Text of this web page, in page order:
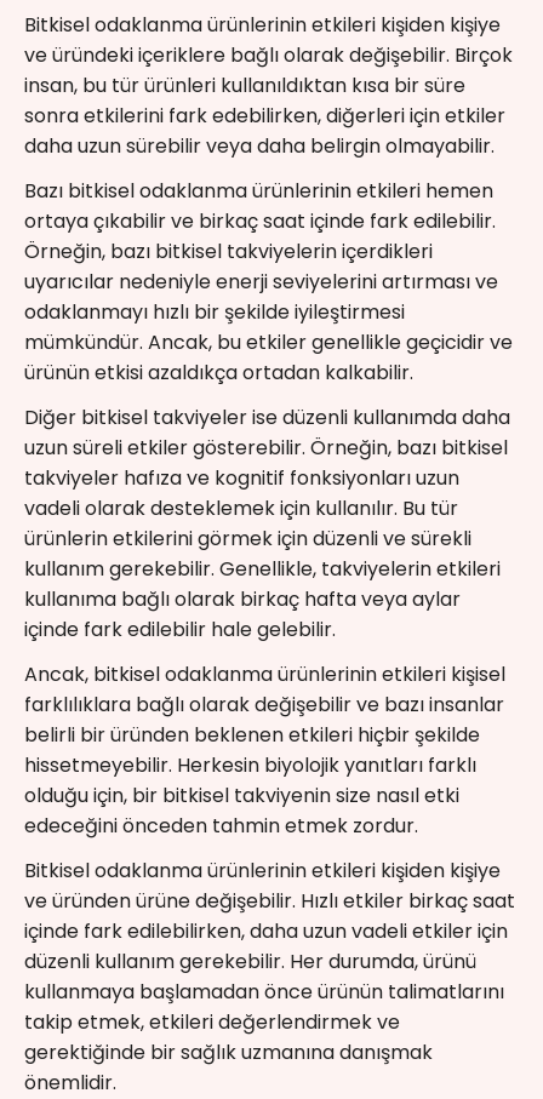
Bitkisel odaklanma ürünlerinin etkileri kişiden kişiye
ve üründeki içeriklere bağlı olarak değişebilir. Birçok
insan, bu tür ürünleri kullanıldıktan kısa bir süre
sonra etkilerini fark edebilirken, diğerleri için etkiler
daha uzun sürebilir veya daha belirgin olmayabilir.
Bazı bitkisel odaklanma ürünlerinin etkileri hemen
ortaya çıkabilir ve birkaç saat içinde fark edilebilir.
Örneğin, bazı bitkisel takviyelerin içerdikleri
uyarıcılar nedeniyle enerji seviyelerini artırması ve
odaklanmayı hızlı bir şekilde iyileştirmesi
mümkündür. Ancak, bu etkiler genellikle geçicidir ve
ürünün etkisi azaldıkça ortadan kalkabilir.
Diğer bitkisel takviyeler ise düzenli kullanımda daha
uzun süreli etkiler gösterebilir. Örneğin, bazı bitkisel
takviyeler hafıza ve kognitif fonksiyonları uzun
vadeli olarak desteklemek için kullanılır. Bu tür
ürünlerin etkilerini görmek için düzenli ve sürekli
kullanım gerekebilir. Genellikle, takviyelerin etkileri
kullanıma bağlı olarak birkaç hafta veya aylar
içinde fark edilebilir hale gelebilir.
Ancak, bitkisel odaklanma ürünlerinin etkileri kişisel
farklılıklara bağlı olarak değişebilir ve bazı insanlar
belirli bir üründen beklenen etkileri hiçbir şekilde
hissetmeyebilir. Herkesin biyolojik yanıtları farklı
olduğu için, bir bitkisel takviyenin size nasıl etki
edeceğini önceden tahmin etmek zordur.
Bitkisel odaklanma ürünlerinin etkileri kişiden kişiye
ve üründen ürüne değişebilir. Hızlı etkiler birkaç saat
içinde fark edilebilirken, daha uzun vadeli etkiler için
düzenli kullanım gerekebilir. Her durumda, ürünü
kullanmaya başlamadan önce ürünün talimatlarını
takip etmek, etkileri değerlendirmek ve
gerektiğinde bir sağlık uzmanına danışmak
önemlidir.